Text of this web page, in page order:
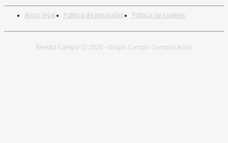
Aviso legal Política de privacidad Política de cookies
Revista Campo Ⓒ 2026 - Grupo Campo Comunicación